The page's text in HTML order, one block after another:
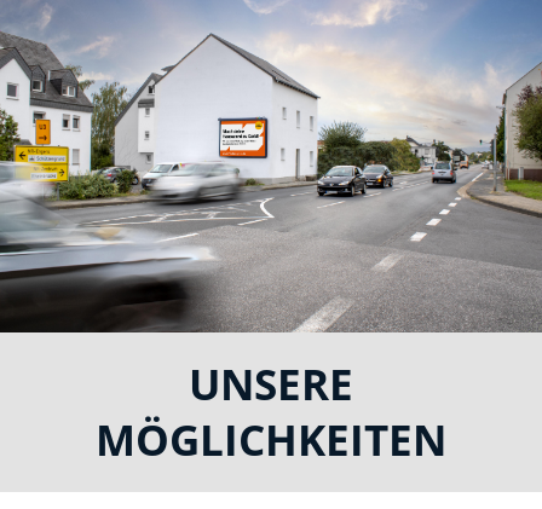
einen dauerhaften Mehrwert aus Ihrer
Fläche.
UNSERE
MÖGLICHKEITEN